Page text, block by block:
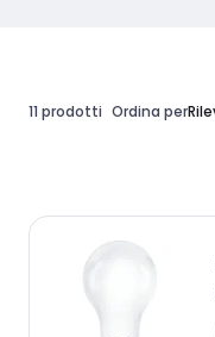
11 prodotti Ordina per